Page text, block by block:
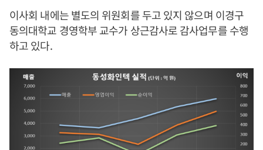
이사회 내에는 별도의 위원회를 두고 있지 않으며 이경구
동의대학교 경영학부 교수가 상근감사로 감사업무를 수행
하고 있다.